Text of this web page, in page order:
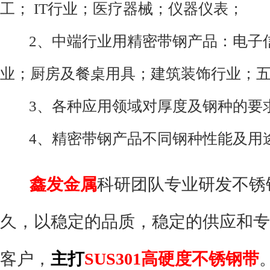
工； IT行业；医疗器械；仪器仪表；
2、中端行业用精密带钢产品：电子
业；厨房及餐桌用具；建筑装饰行业；
3、各种应用领域对厚度及钢种的要
4、精密带钢产品不同钢种性能及用
鑫发金属科研团队专业研发不
久，以稳定的品质，稳定的供应和
客户， 主打SUS301高硬度不锈钢带